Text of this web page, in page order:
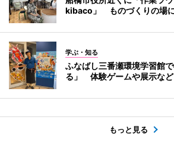
kibaco」 ものづくりの場
学ぶ・知る
ふなばし三番瀬環境学習館
る」 体験ゲームや展示など
もっと見る